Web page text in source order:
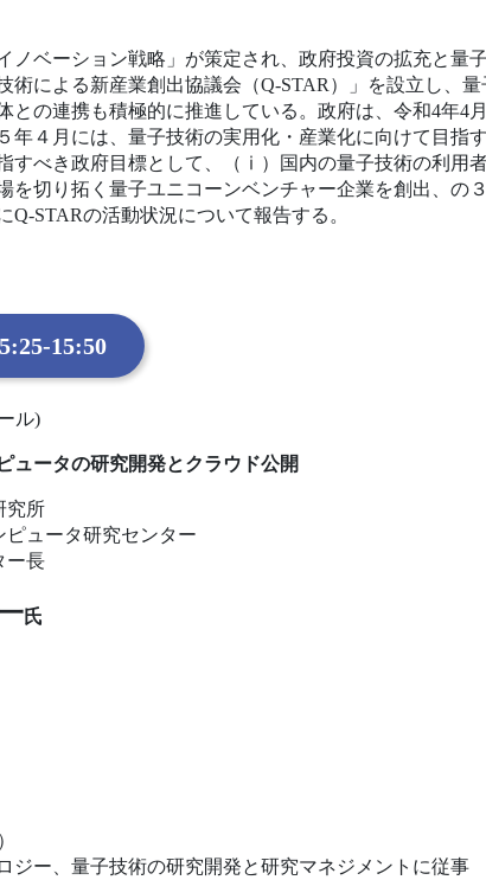
ノベーション戦略」が策定され、政府投資の拡充と量
術による新産業創出協議会（Q-STAR）」を設立し、
との連携も積極的に推進している。政府は、令和4年4
年４月には、量子技術の実用化・産業化に向けて目指
すべき政府目標として、（ⅰ）国内の量子技術の利用
を切り拓く量子ユニコーンベンチャー企業を創出、の
Q-STARの活動状況について報告する。
15:50
ル)
ュータの研究開発とクラウド公開
究所
ピュータ研究センター
ー長
氏
ジー、量子技術の研究開発と研究マネジメントに従事